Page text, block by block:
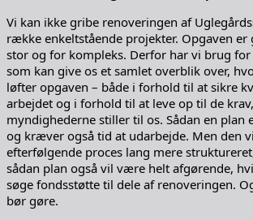
Vi kan ikke gribe renoveringen af
række enkeltstående projekter. Opgaven er
stor og for kompleks. Derfor har vi brug for
som kan give os et samlet overblik over,
løfter opgaven – både i forhold til at sikre
arbejdet og i forhold til at leve op til de
myndighederne stiller til os. Sådan en plan
og kræver også tid at udarbejde. Men den
efterfølgende proces lang mere
sådan plan også vil være helt afgørende,
søge fondsstøtte til dele af renoveringen.
bør gøre.